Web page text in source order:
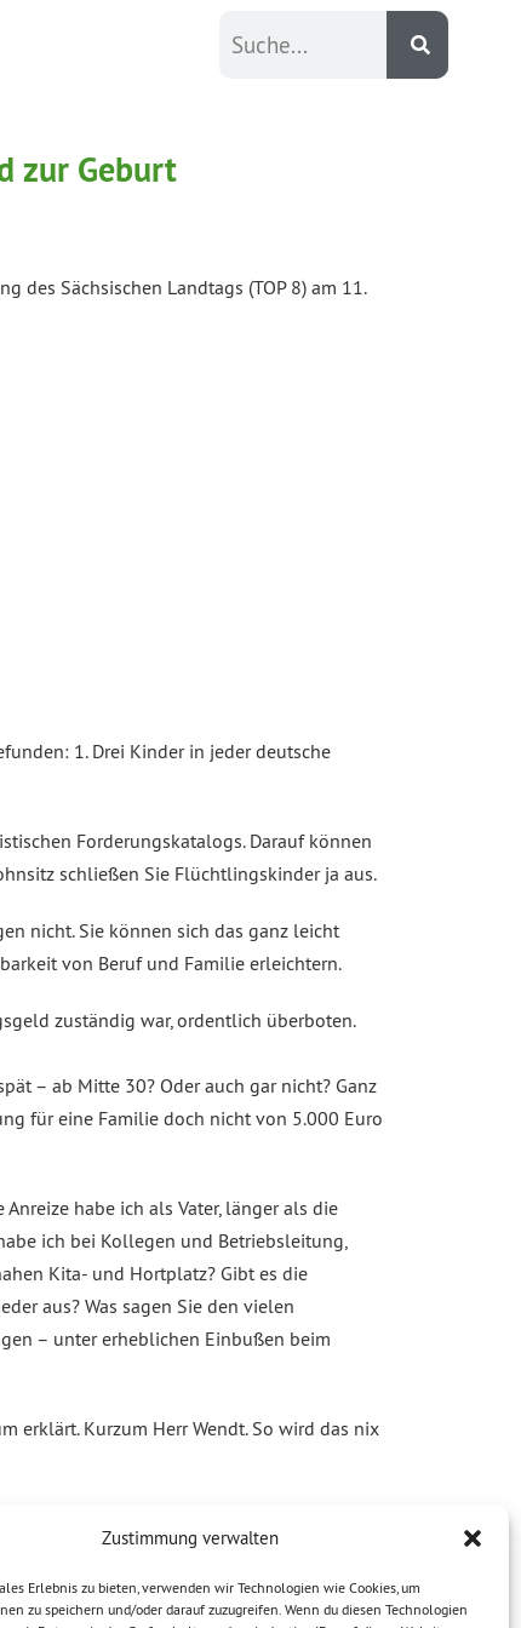
Zustimmung verwalten
Erlebnis zu bieten, verwenden wir Technologien wie Cookies, um
zu speichern und/oder darauf zuzugreifen. Wenn du diesen Technologien
zur Geburt
des Sächsischen Landtags (TOP 8) am 11.
1. Drei Kinder in jeder deutsche
Forderungskatalogs. Darauf können
schließen Sie Flüchtlingskinder ja aus.
nicht. Sie können sich das ganz leicht
von Beruf und Familie erleichtern.
zuständig war, ordentlich überboten.
– ab Mitte 30? Oder auch gar nicht? Ganz
für eine Familie doch nicht von 5.000 Euro
habe ich als Vater, länger als die
ich bei Kollegen und Betriebsleitung,
Kita- und Hortplatz? Gibt es die
aus? Was sagen Sie den vielen
– unter erheblichen Einbußen beim
erklärt. Kurzum Herr Wendt. So wird das nix